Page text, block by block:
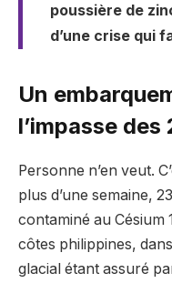
poussière de
d’une crise qui
Un
l’impasse
Personne n’en veut.
plus d’une semaine,
contaminé au Césium
côtes philippines,
glacial étant assuré